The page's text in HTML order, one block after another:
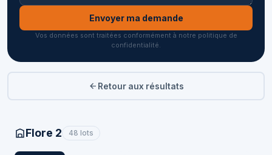
Envoyer ma demande
Vos données sont traitées conformément à notre politique de
confidentialité.
Retour aux résultats
Flore 2 48 lots